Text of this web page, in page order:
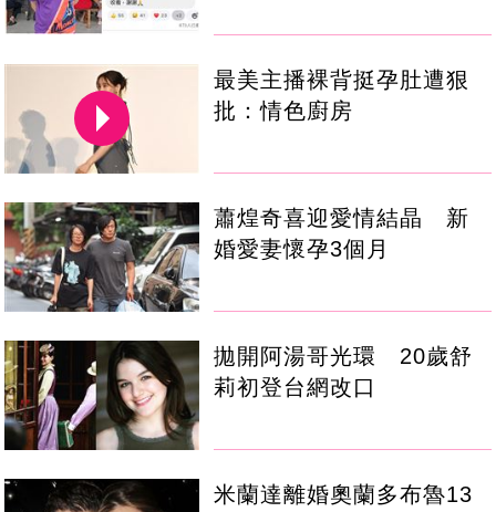
最美主播裸背挺孕肚遭狠
批：情色廚房
蕭煌奇喜迎愛情結晶 新
婚愛妻懷孕3個月
拋開阿湯哥光環 20歲舒
莉初登台網改口
米蘭達離婚奧蘭多布魯13